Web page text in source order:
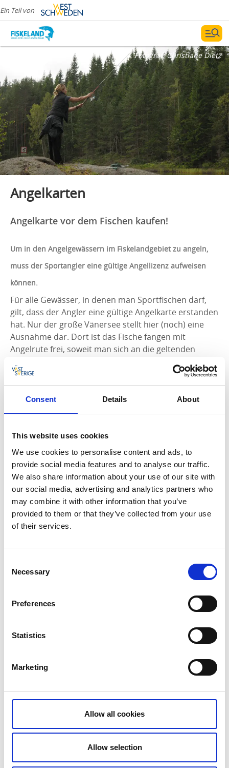
Consent Details About
This website uses cookies
We use cookies to personalise content and ads, to
provide social media features and to analyse our traffic.
We also share information about your use of our site with
our social media, advertising and analytics partners who
may combine it with other information that you’ve
provided to them or that they’ve collected from your use
of their services.
Selection
Necessary
Preferences
Statistics
Marketing
Allow all cookies
Allow selection
Ein Teil von
Fotograf:Christiane Dietz
Angelkarten
Angelkarte vor dem Fischen kaufen!
Um in den Angelgewässern im Fiskelandgebiet zu angeln,
muss der Sportangler eine gültige Angellizenz aufweisen
können.
Für alle Gewässer, in denen man Sportfischen darf,
gilt, dass der Angler eine gültige Angelkarte erstanden
hat. Nur der große Vänersee stellt hier (noch) eine
Ausnahme dar. Dort ist das Fische fangen mit
Angelrute frei, soweit man sich an die geltenden
Die Gewässer im Fiskelandgebiet sind größtenteils in
Privatbesitz oder werden von Forstgesellschaften
Regeln für das Sportangeln, die Angelkartenpreise
vom Angelkartenverkauf gehen also an die
Fischpflegevereine, die daran arbeiten, dass das
Sportfischen so gut wie möglich wird. Bootrampen,
Stege, Einsatz von Fischen und Verbesserung der
Laichplätze sind typische Beispiele dafür, wie die
Erträge verwendet werden. Der Kauf von Angelkarten
ist darum eine Investierung in zukünftiges Angeln!
nicht zu einem Fischpflegegebiet gehören, d.h. wo
man keine Angelkarte kaufen kann. Das bedeutet
Seen sind privat und das Sportangeln dort ist
Angellizenzen gelten für unterschiedliche Zeiträume
Wochenkarten oder Jahreskarten sind am
gewöhnlichsten. Manchmal gibt es auch Angelkarten,
Seen gibt es auch Trollingangelkarten. Dies sind
Angelkarten, die für das avancierte Schleppangeln
gelöst werden müssen, also Angeln mit Motor,
Spezialausrüstung und oft mehreren Ködern/Haken.
Darum muss man immer abchecken, was gerade für
den See gilt, in dem man angeln möchte. Die